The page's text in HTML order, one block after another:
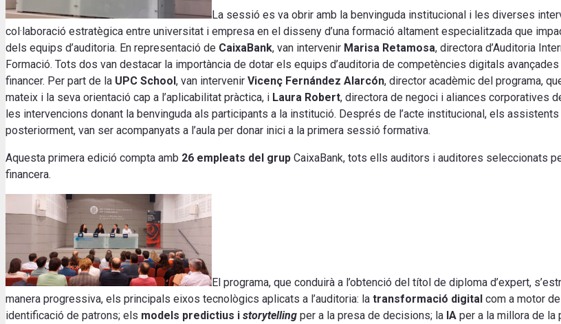
La sessió es va obrir amb la benvinguda institucional i les diverses
col·laboració estratègica entre universitat i empresa en el disseny d’una formació altament especialitzada que
dels equips d’auditoria. En representació de CaixaBank, van intervenir Marisa Retamosa, directora d’Auditoria
Formació. Tots dos van destacar la importància de dotar els equips d’auditoria de competències digitals
financer. Per part de la UPC School, van intervenir Vicenç Fernández Alarcón, director acadèmic del programa,
mateix i la seva orientació cap a l’aplicabilitat pràctica, i Laura Robert, directora de negoci i aliances corporatives
les intervencions donant la benvinguda als participants a la institució. Després de l’acte institucional, els
posteriorment, van ser acompanyats a l’aula per donar inici a la primera sessió formativa.
Aquesta primera edició compta amb 26 empleats del grup CaixaBank, tots ells auditors i auditores seleccionats
financera.
El programa, que conduirà a l’obtenció del títol de diploma d’expert,
manera progressiva, els principals eixos tecnològics aplicats a l’auditoria: la transformació digital com a motor de
identificació de patrons; els models predictius i storytelling per a la presa de decisions; la IA per a la millora de la